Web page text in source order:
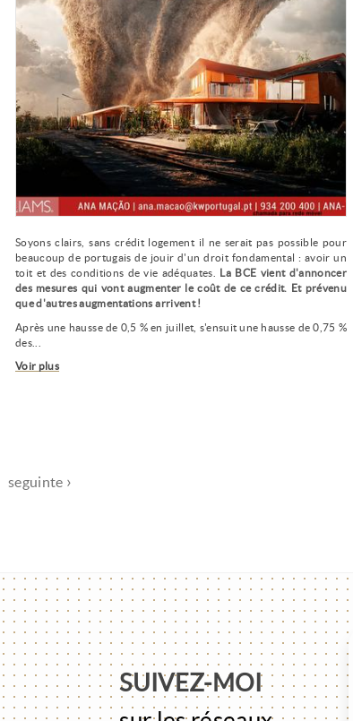
Soyons clairs, sans crédit logement il ne serait pas possible pour
beaucoup de portugais de jouir d'un droit fondamental : avoir un
toit et des conditions de vie adéquates.
La BCE vient d'annoncer
des mesures qui vont augmenter le coût de ce crédit. Et prévenu
que d'autres augmentations arrivent !
Après une hausse de 0,5 % en juillet, s'ensuit une hausse de 0,75 %
des...
Voir plus
seguinte ›
SUIVEZ-MOI